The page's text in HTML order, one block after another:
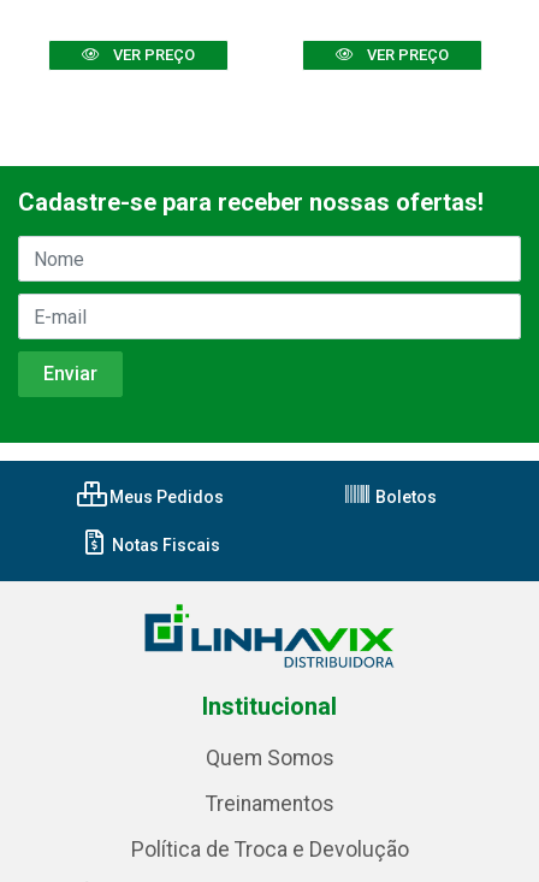
VER PREÇO VER PREÇO
Cadastre-se para receber nossas ofertas!
Meus Pedidos Boletos
Notas Fiscais
Institucional
Quem Somos
Treinamentos
Política de Troca e Devolução